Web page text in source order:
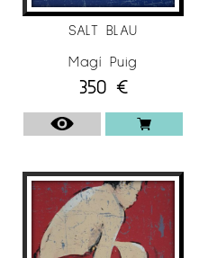
SALT BLAU
Magí Puig
350 €